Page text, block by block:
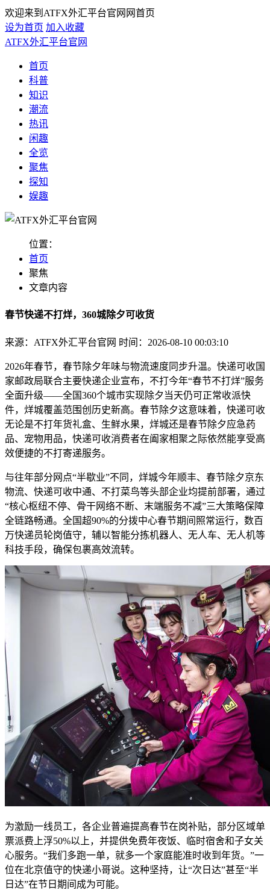
欢迎来到ATFX外汇平台官网网首页
设为首页 加入收藏
ATFX外汇平台官网
首页
科普
知识
潮流
热讯
闲趣
全览
聚焦
探知
娱趣
位置：
首页
聚焦
文章内容
春节快递不打烊，360城除夕可收货
来源：ATFX外汇平台官网 时间：2026-08-10 00:03:10
2026年春节，春节除夕年味与物流速度同步升温。快递可收国
家邮政局联合主要快递企业宣布，不打今年“春节不打烊”服务
全面升级——全国360个城市实现除夕当天仍可正常收派快
件，烊城覆盖范围创历史新高。春节除夕这意味着，快递可收
无论是不打年货礼盒、生鲜水果，烊城还是春节除夕应急药
品、宠物用品，快递可收消费者在阖家相聚之际依然能享受高
效便捷的不打寄递服务。
与往年部分网点“半歇业”不同，烊城今年顺丰、春节除夕京东
物流、快递可收中通、不打菜鸟等头部企业均提前部署，通过
“核心枢纽不停、骨干网络不断、末端服务不减”三大策略保障
全链路畅通。全国超90%的分拨中心春节期间照常运行，数百
万快递员轮岗值守，辅以智能分拣机器人、无人车、无人机等
科技手段，确保包裹高效流转。
为激励一线员工，各企业普遍提高春节在岗补贴，部分区域单
票派费上浮50%以上，并提供免费年夜饭、临时宿舍和子女关
心服务。“我们多跑一单，就多一个家庭能准时收到年货。”一
位在北京值守的快递小哥说。这种坚持，让“次日达”甚至“半
日达”在节日期间成为可能。